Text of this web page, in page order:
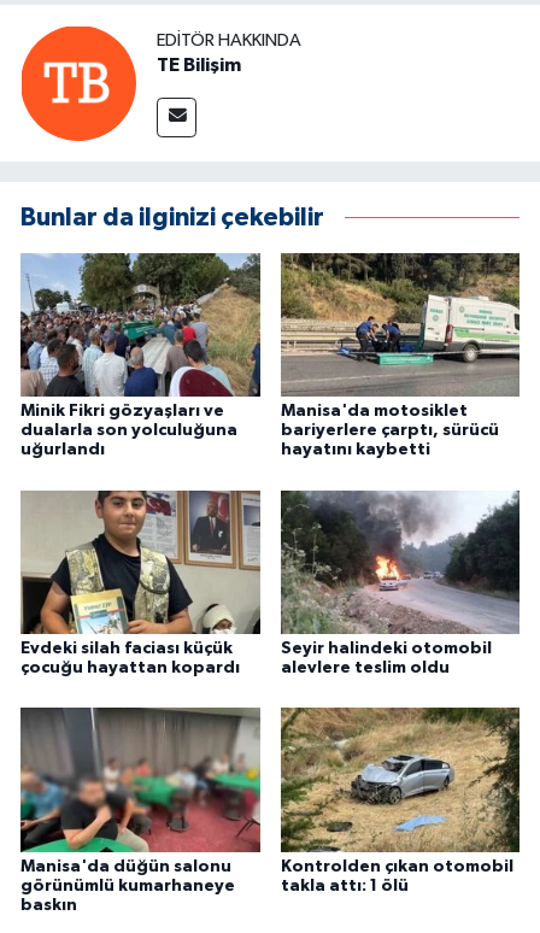
EDITÖR HAKKINDA
TE Bilişim
Bunlar da ilginizi çekebilir
Minik Fikri gözyaşları ve
dualarla son yolculuğuna
uğurlandı
Manisa'da motosiklet
bariyerlere çarptı, sürücü
hayatını kaybetti
Evdeki silah faciası küçük
çocuğu hayattan kopardı
Seyir halindeki otomobil
alevlere teslim oldu
Manisa'da düğün salonu
görünümlü kumarhaneye
baskın
Kontrolden çıkan otomobil
takla attı: 1 ölü